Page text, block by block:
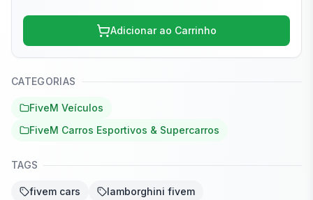
Adicionar ao Carrinho
CATEGORIAS
FiveM Veículos
FiveM Carros Esportivos & Supercarros
TAGS
fivem cars
lamborghini fivem